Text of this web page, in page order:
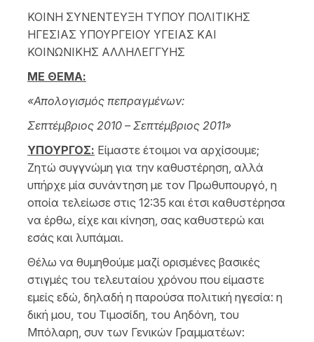
ΚΟΙΝΗ ΣΥΝΕΝΤΕΥΞΗ ΤΥΠΟΥ ΠΟΛΙΤΙΚΗΣ
ΗΓΕΣΙΑΣ ΥΠΟΥΡΓΕΙΟΥ ΥΓΕΙΑΣ ΚΑΙ
ΚΟΙΝΩΝΙΚΗΣ ΑΛΛΗΛΕΓΓΥΗΣ
ΜΕ ΘΕΜΑ:
«Απολογισμός πεπραγμένων:
Σεπτέμβριος 2010 – Σεπτέμβριος 2011»
ΥΠΟΥΡΓΟΣ: Είμαστε έτοιμοι να αρχίσουμε;
Ζητώ συγγνώμη για την καθυστέρηση, αλλά
υπήρχε μία συνάντηση με τον Πρωθυπουργό, η
οποία τελείωσε στις 12:35 και έτσι καθυστέρησα
να έρθω, είχε και κίνηση, σας καθυστερώ και
εσάς και λυπάμαι.
Θέλω να θυμηθούμε μαζί ορισμένες βασικές
στιγμές του τελευταίου χρόνου που είμαστε
εμείς εδώ, δηλαδή η παρούσα πολιτική ηγεσία: η
δική μου, του Τιμοσίδη, του Αηδόνη, του
Μπόλαρη, συν των Γενικών Γραμματέων: